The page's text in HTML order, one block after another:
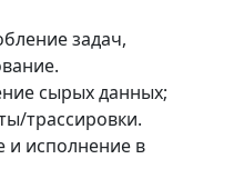
задач,
сырых данных;
трассировки.
и исполнение в